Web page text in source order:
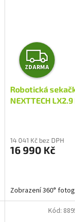
Z
D
A
M
ZDARMA
Robotická
NEXTTECH LX2.9
14 041 Kč bez DPH
16 990 Kč
Zobrazení 360°
Kód: